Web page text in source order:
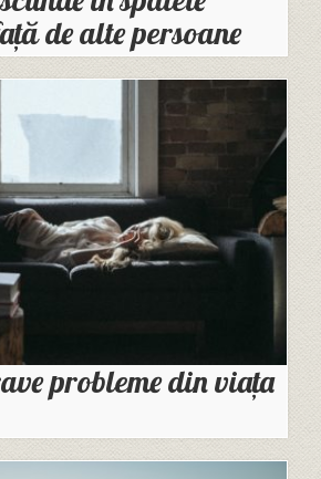
de alte persoane
probleme din viața